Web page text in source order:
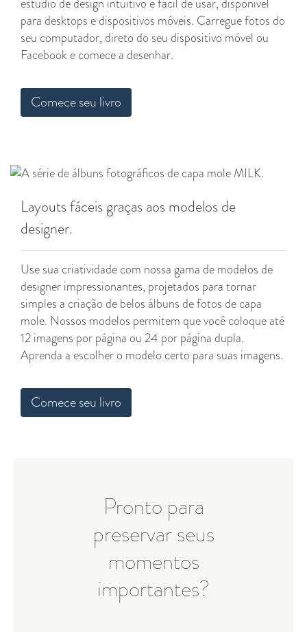
estúdio de design intuitivo e fácil de usar, disponível
para desktops e dispositivos móveis. Carregue fotos do
seu computador, direto do seu dispositivo móvel ou
Facebook e comece a desenhar.
Comece seu livro
Layouts fáceis graças aos modelos de
designer.
Use sua criatividade com nossa gama de modelos de
designer impressionantes, projetados para tornar
simples a criação de belos álbuns de fotos de capa
mole. Nossos modelos permitem que você coloque até
12 imagens por página ou 24 por página dupla.
Aprenda a escolher o modelo certo para suas imagens.
Comece seu livro
Pronto para
preservar seus
momentos
importantes?